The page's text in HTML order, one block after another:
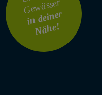
Gewässer
i
n
dei
ner
N
ä
he!